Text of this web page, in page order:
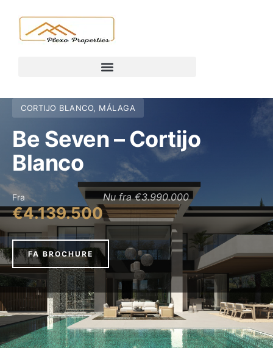
CORTIJO BLANCO, MÁLAGA
Be Seven – Cortijo
Blanco
Fra
€4.139.500
Nu fra €3.990.000
FA BROCHURE